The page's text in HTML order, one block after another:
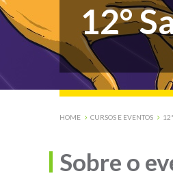
12°
HOME CURSOS E EVENTOS
Sobre o